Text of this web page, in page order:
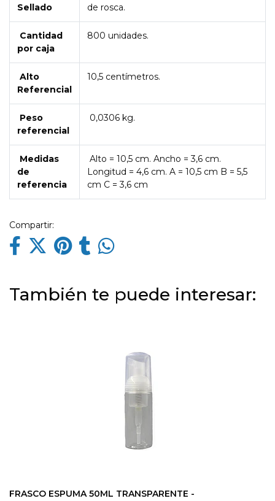
Sellado de rosca.
Cantidad
por caja
800 unidades.
Alto
Referencial
10,5 centímetros.
Peso
referencial
0,0306 kg.
Medidas
de
referencia
Alto = 10,5 cm. Ancho = 3,6 cm.
Longitud = 4,6 cm. A = 10,5 cm B = 5,5
cm C = 3,6 cm
Compartir:
También te puede interesar:
FRASCO ESPUMA 50ML TRANSPARENTE -